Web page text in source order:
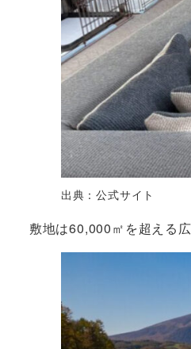
出典：公式サイト
敷地は60,000㎡を超える